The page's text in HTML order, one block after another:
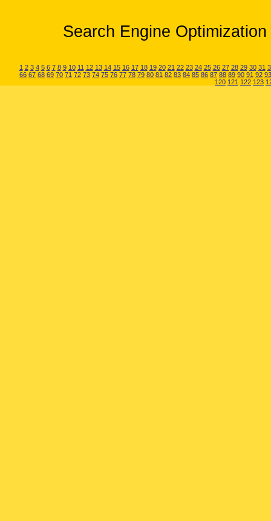
Search Engine
1 2 3 4 5 6 7 8 9 10 11 12 13 14 15 16 17 18 19 20 21 22 23 24 25 26 27 28 29 30 31
66 67 68 69 70 71 72 73 74 75 76 77 78 79 80 81 82 83 84 85 86 87 88 89 90 91 92 93
120 121 122 123